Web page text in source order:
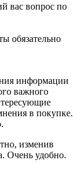
вас вопрос по
обязательно
информации
важного
в покупке.
изменив
Очень удобно.